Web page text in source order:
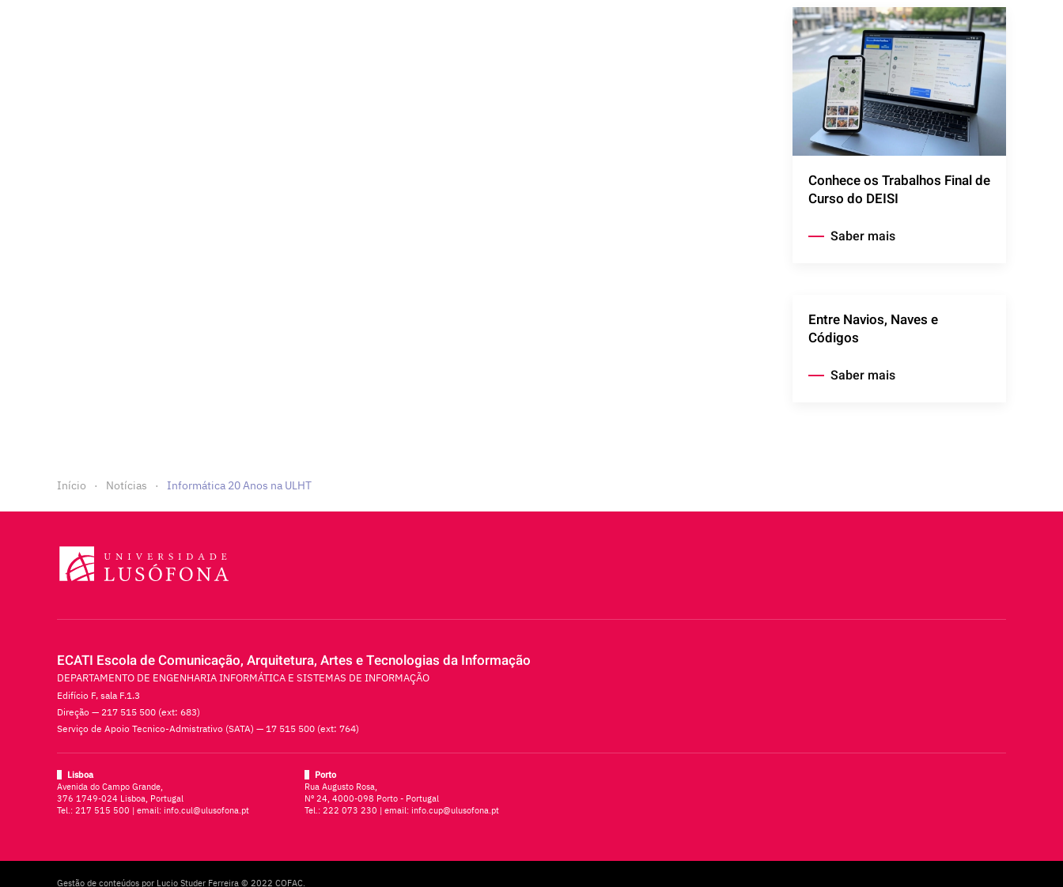
Conhece os Trabalhos Final de
Curso do DEISI
Saber mais
Entre Navios, Naves e
Códigos
Saber mais
Início Notícias Informática 20 Anos na ULHT
ECATI Escola de Comunicação, Arquitetura, Artes e Tecnologias da Informação
DEPARTAMENTO DE ENGENHARIA INFORMÁTICA E SISTEMAS DE INFORMAÇÃO
Edifício F, sala F.1.3
Direção — 217 515 500 (ext: 683)
Serviço de Apoio Tecnico-Admistrativo (SATA) — 17 515 500 (ext: 764)
Lisboa
Avenida do Campo Grande,
376 1749-024 Lisboa, Portugal
Tel.: 217 515 500 | email: info.cul@ulusofona.pt
Porto
Rua Augusto Rosa,
Nº 24, 4000-098 Porto - Portugal
Tel.: 222 073 230 | email: info.cup@ulusofona.pt
Gestão de conteúdos por Lucio Studer Ferreira © 2022 COFAC.